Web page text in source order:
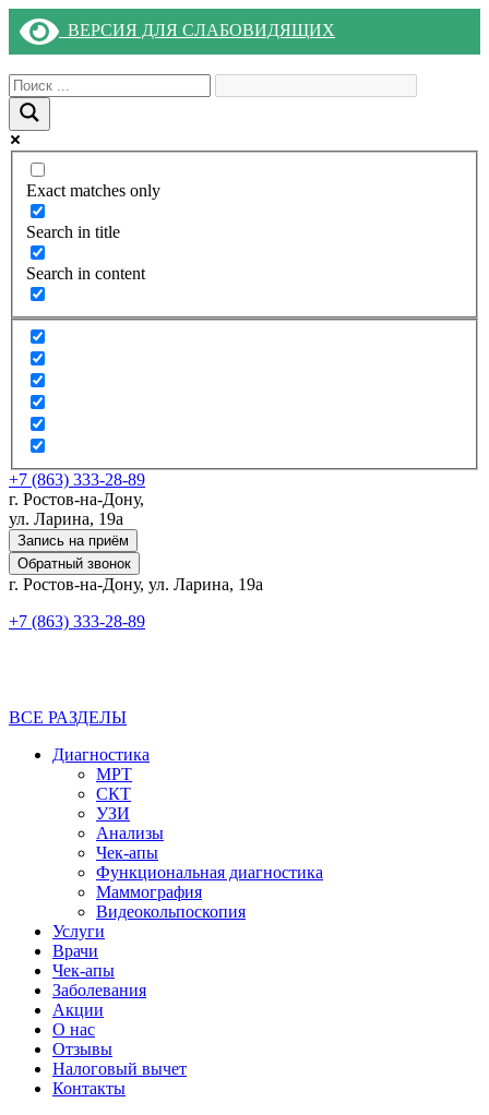
ВЕРСИЯ ДЛЯ СЛАБОВИДЯЩИХ
Exact matches only
Search in title
Search in content
+7 (863) 333-28-89
г. Ростов-на-Дону,
ул. Ларина, 19а
Запись на приём
Обратный звонок
г. Ростов-на-Дону, ул. Ларина, 19а
+7 (863) 333-28-89
ВСЕ РАЗДЕЛЫ
Диагностика
МРТ
СКТ
УЗИ
Анализы
Чек-апы
Функциональная диагностика
Маммография
Видеокольпоскопия
Услуги
Врачи
Чек-апы
Заболевания
Акции
О нас
Отзывы
Налоговый вычет
Контакты